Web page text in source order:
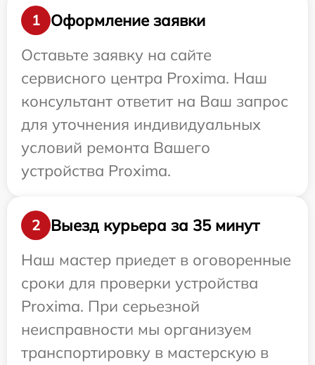
1
Оформление заявки
Оставьте заявку на сайте
сервисного центра Proxima. Наш
консультант ответит на Ваш запрос
для уточнения индивидуальных
условий ремонта Вашего
устройства Proxima.
2
Выезд курьера за 35 минут
Наш мастер приедет в оговоренные
сроки для проверки устройства
Proxima. При серьезной
неисправности мы организуем
транспортировку в мастерскую в